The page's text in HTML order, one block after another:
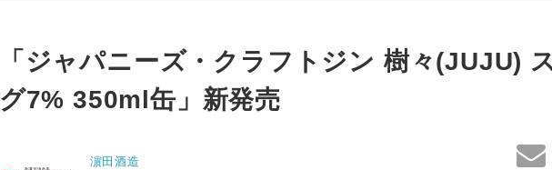
「ジャパニーズ・クラフトジン 樹々(JUJU)
グ7% 350ml缶」新発売
濵田酒造